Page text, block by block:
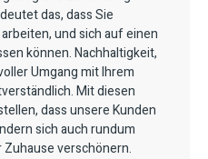
das, dass Sie
und sich auf einen
können. Nachhaltigkeit,
Umgang mit Ihrem
Mit diesen
dass unsere Kunden
sich auch rundum
verschönern.